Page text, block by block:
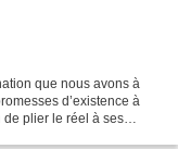
que nous avons à
d’existence à
de plier le réel à ses